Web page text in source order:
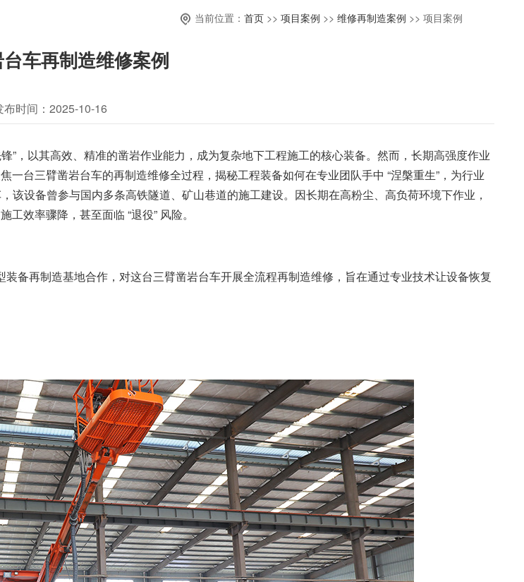
当前位置： 首页>> 项目案例 >> 维修再制造案例 >> 项目案例
车再制造维修案例
布时间：2025-10-16
，以其高效、精准的凿岩作业能力，成为复杂地下工程施工的核心装备。然而，长期高强度作业
台三臂凿岩台车的再制造维修全过程，揭秘工程装备如何在专业团队手中 “涅槃重生”，为行业
设备曾参与国内多条高铁隧道、矿山巷道的施工建设。因长期在高粉尘、高负荷环境下作业，
效率骤降，甚至面临 “退役” 风险。
备再制造基地合作，对这台三臂凿岩台车开展全流程再制造维修，旨在通过专业技术让设备恢复